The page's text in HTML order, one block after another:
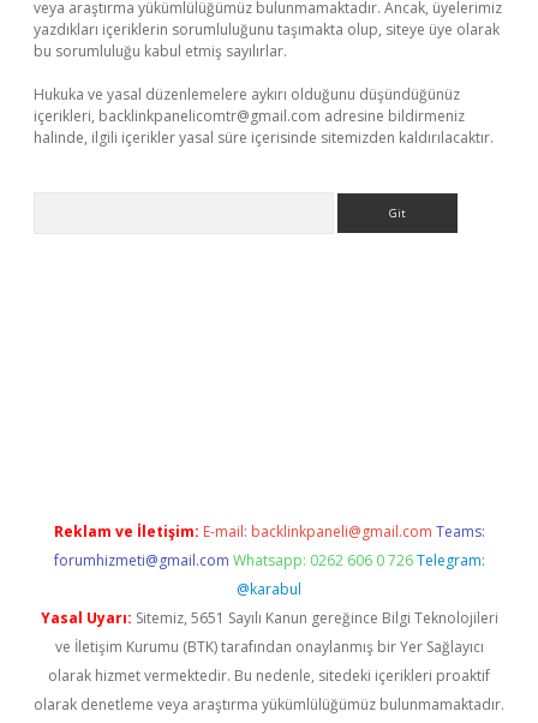
veya araştırma yükümlülüğümüz bulunmamaktadır. Ancak, üyelerimiz
yazdıkları içeriklerin sorumluluğunu taşımakta olup, siteye üye olarak
bu sorumluluğu kabul etmiş sayılırlar.
Hukuka ve yasal düzenlemelere aykırı olduğunu düşündüğünüz
içerikleri, backlinkpanelicomtr@gmail.com adresine bildirmeniz
halinde, ilgili içerikler yasal süre içerisinde sitemizden kaldırılacaktır.
Reklam ve İletişim: E-mail: backlinkpaneli@gmail.com Teams:
forumhizmeti@gmail.com Whatsapp: 0262 606 0 726 Telegram:
@karabul
Yasal Uyarı: Sitemiz, 5651 Sayılı Kanun gereğince Bilgi Teknolojileri
ve İletişim Kurumu (BTK) tarafından onaylanmış bir Yer Sağlayıcı
olarak hizmet vermektedir. Bu nedenle, sitedeki içerikleri proaktif
olarak denetleme veya araştırma yükümlülüğümüz bulunmamaktadır.